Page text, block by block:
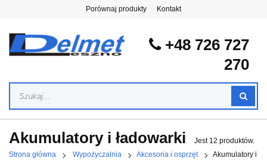
Porównaj produkty Kontakt
+48 726 727
270
Akumulatory i ładowarki
Jest 12 produktów.
Strona główna
Wypożyczalnia Akcesoria i osprzęt
Akumulatory i